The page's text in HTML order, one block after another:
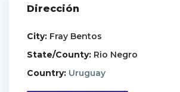
Dirección
City: Fray Bentos
State/County: Rio Negro
Country: Uruguay